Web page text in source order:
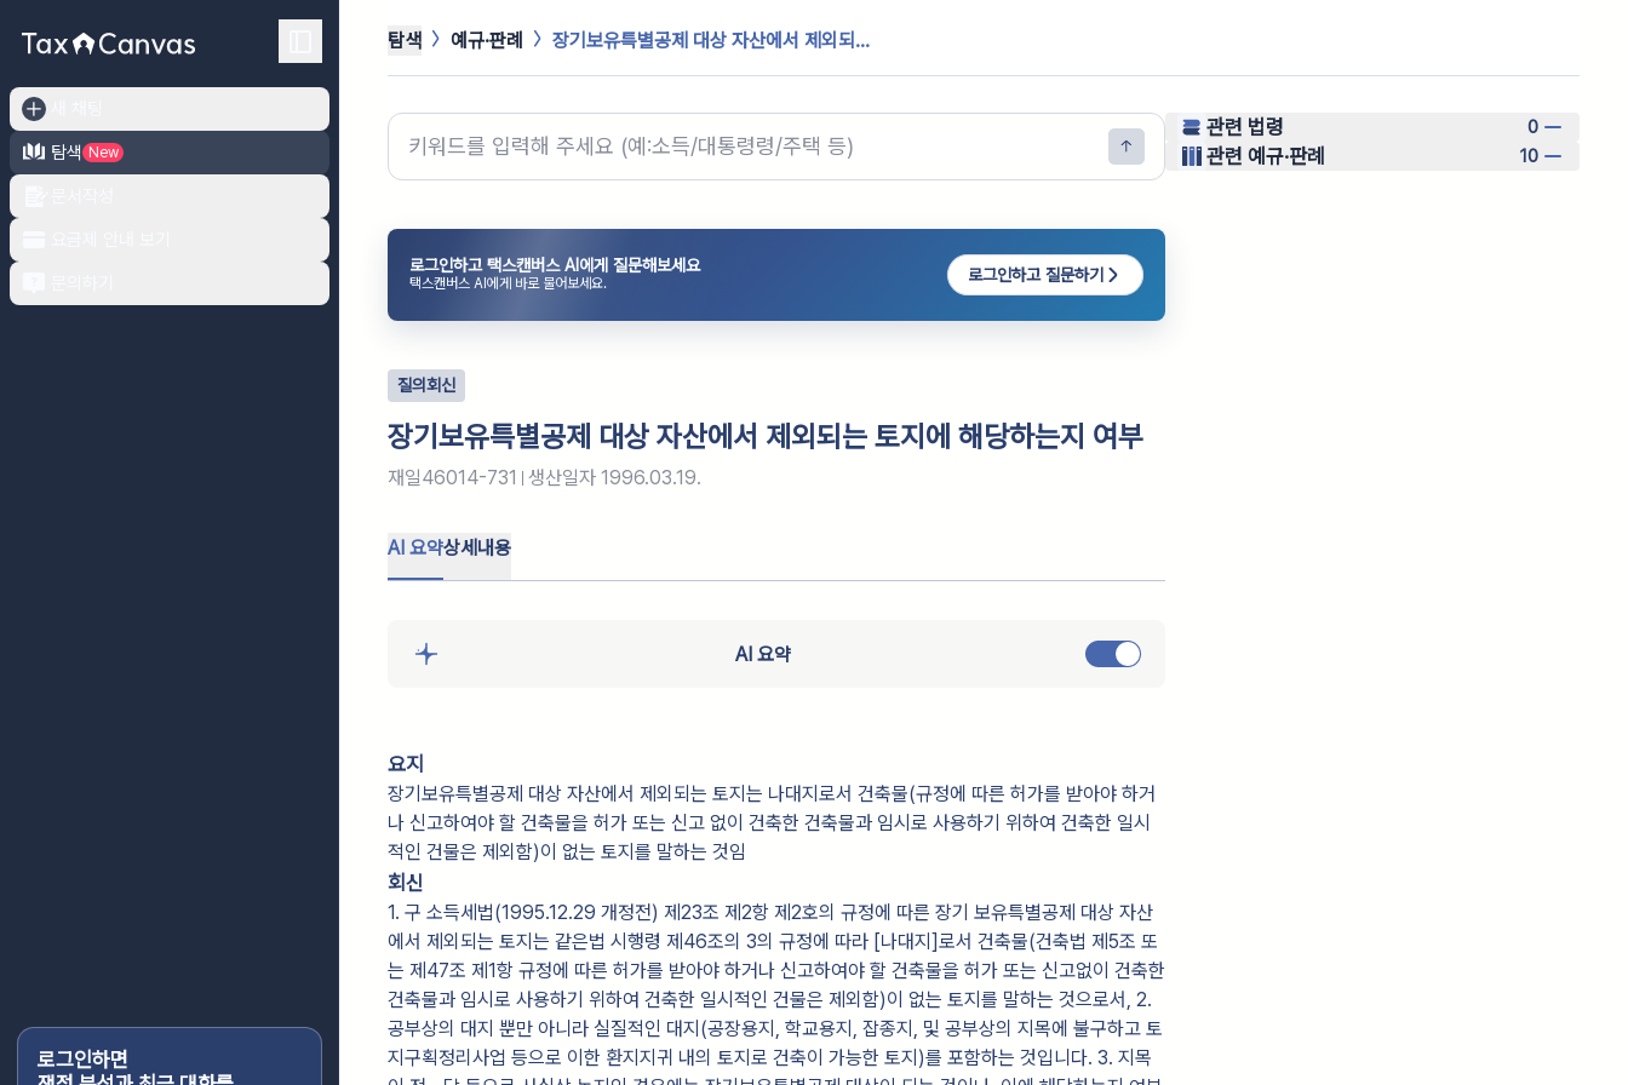
탐색
New
로그인하면
탐색 예규·판례 장기보유특별공제 대상 자산에서 제외되...
로그인하고 택스캔버스 AI에게 질문해보세요
택스캔버스 AI에게 바로 물어보세요. 로그인하고 질문하기
질의회신
장기보유특별공제 대상 자산에서 제외되는 토지에 해당하는지 여부
재일46014-731 생산일자 1996.03.19.
AI 요약상세내용
AI 요약
요지
장기보유특별공제 대상 자산에서 제외되는 토지는 나대지로서 건축물(규정에 따른 허가를 받아야 하거
나 신고하여야 할 건축물을 허가 또는 신고 없이 건축한 건축물과 임시로 사용하기 위하여 건축한 일시
적인 건물은 제외함)이 없는 토지를 말하는 것임
회신
1. 구 소득세법(1995.12.29 개정전) 제23조 제2항 제2호의 규정에 따른 장기 보유특별공제 대상 자산
에서 제외되는 토지는 같은법 시행령 제46조의 3의 규정에 따라 [나대지]로서 건축물(건축법 제5조 또
는 제47조 제1항 규정에 따른 허가를 받아야 하거나 신고하여야 할 건축물을 허가 또는 신고없이 건축한
건축물과 임시로 사용하기 위하여 건축한 일시적인 건물은 제외함)이 없는 토지를 말하는 것으로서, 2.
공부상의 대지 뿐만 아니라 실질적인 대지(공장용지, 학교용지, 잡종지, 및 공부상의 지목에 불구하고 토
지구획정리사업 등으로 이한 환지지귀 내의 토지로 건축이 가능한 토지)를 포함하는 것입니다. 3. 지목
관련 법령 0
관련 예규·판례 10